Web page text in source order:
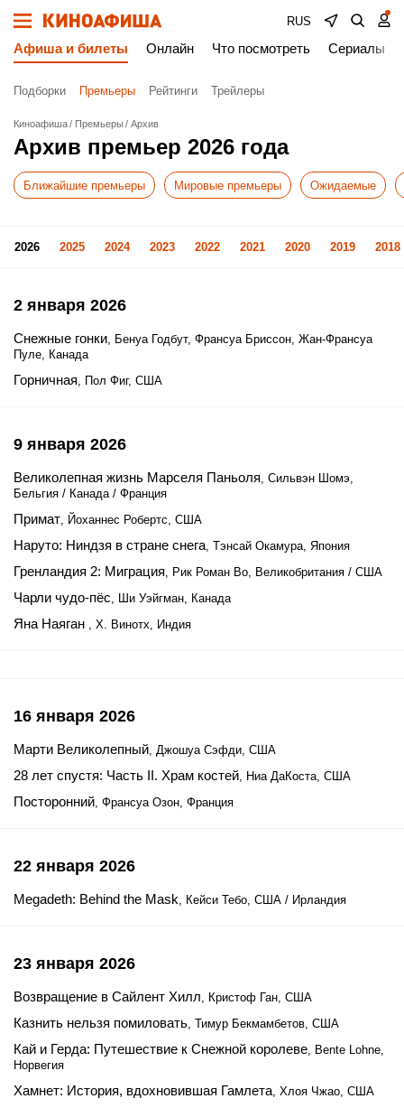
RUS
Афиша и билеты Онлайн Что посмотреть Сериалы
Подборки Премьеры Рейтинги Трейлеры
Киноафиша Премьеры Архив
Архив премьер 2026 года
Ближайшие премьеры Мировые премьеры Ожидаемые
2026 2025 2024 2023 2022 2021 2020 2019 2018
2 января 2026
Снежные гонки, Бенуа Годбут, Франсуа Бриссон, Жан-Франсуа
Пуле, Канада
Горничная, Пол Фиг, США
9 января 2026
Великолепная жизнь Марселя Паньоля, Сильвэн Шомэ,
Бельгия / Канада / Франция
Примат, Йоханнес Робертс, США
Наруто: Ниндзя в стране снега, Тэнсай Окамура, Япония
Гренландия 2: Миграция, Рик Роман Во, Великобритания / США
Чарли чудо-пёс, Ши Уэйгман, Канада
Яна Наяган , Х. Винотх, Индия
16 января 2026
Марти Великолепный, Джошуа Сэфди, США
28 лет спустя: Часть II. Храм костей, Ниа ДаКоста, США
Посторонний, Франсуа Озон, Франция
22 января 2026
Megadeth: Behind the Mask, Кейси Тебо, США / Ирландия
23 января 2026
Возвращение в Сайлент Хилл, Кристоф Ган, США
Казнить нельзя помиловать, Тимур Бекмамбетов, США
Кай и Герда: Путешествие к Снежной королеве, Bente Lohne,
Норвегия
Хамнет: История, вдохновившая Гамлета, Хлоя Чжао, США